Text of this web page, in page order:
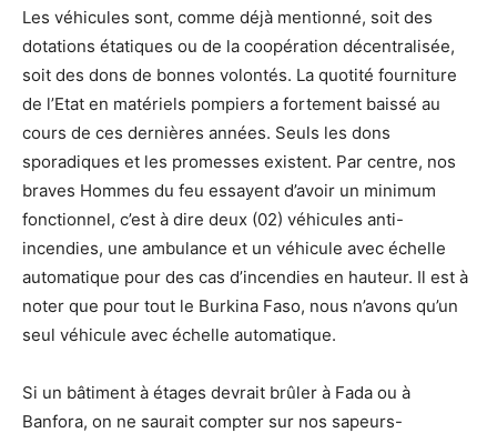
Les véhicules sont, comme déjà mentionné, soit des
dotations étatiques ou de la coopération décentralisée,
soit des dons de bonnes volontés. La quotité fourniture
de l’Etat en matériels pompiers a fortement baissé au
cours de ces dernières années. Seuls les dons
sporadiques et les promesses existent. Par centre, nos
braves Hommes du feu essayent d’avoir un minimum
fonctionnel, c’est à dire deux (02) véhicules anti-
incendies, une ambulance et un véhicule avec échelle
automatique pour des cas d’incendies en hauteur. Il est à
noter que pour tout le Burkina Faso, nous n’avons qu’un
seul véhicule avec échelle automatique.
Si un bâtiment à étages devrait brûler à Fada ou à
Banfora, on ne saurait compter sur nos sapeurs-